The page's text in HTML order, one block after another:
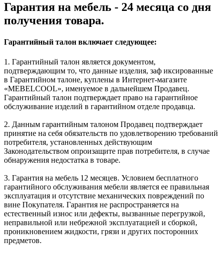
Гарантия на мебель - 24 месяца со дня
получения товара.
Гарантийный талон включает следующее:
1. Гарантийный талон является документом,
подтверждающим то, что данные изделия, заф иксированные
в Гарантийном талоне, куплены в Интернет-магазите
«MEBELCOOL», именуемое в дальнейшем Продавец.
Гарантийный талон подтверждает право на гарантийное
обслуживание изделий в гарантийном отделе продавца.
2. Данным гарантийным талоном Продавец подтверждает
принятие на себя обязательств по удовлетворению требований
потребителя, установленных действующим
Законодательством опроизащите прав потребителя, в случае
обнаружения недостатка в товаре.
3. Гарантия на мебель 12 месяцев. Условием бесплатного
гарантийного обслуживания мебели является ее правильная
эксплуатация и отсутствие механических повреждений по
вине Покупателя. Гарантия не распространяется на
естественный износ или дефекты, вызванные перегрузкой,
неправильной или небрежной эксплуатацией и сборкой,
проникновением жидкости, грязи и других посторонних
предметов.